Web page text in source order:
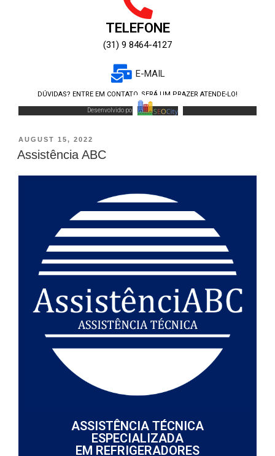
TELEFONE
(31) 9 8464-4127
E-MAIL
DÚVIDAS? ENTRE EM CONTATO, SERÁ UM PRAZER ATENDE-LO!
Desenvolvido por:
AUGUST 15, 2022
Assistência ABC
ASSISTÊNCIA TÉCNICA
ESPECIALIZADA
EM REFRIGERADORES